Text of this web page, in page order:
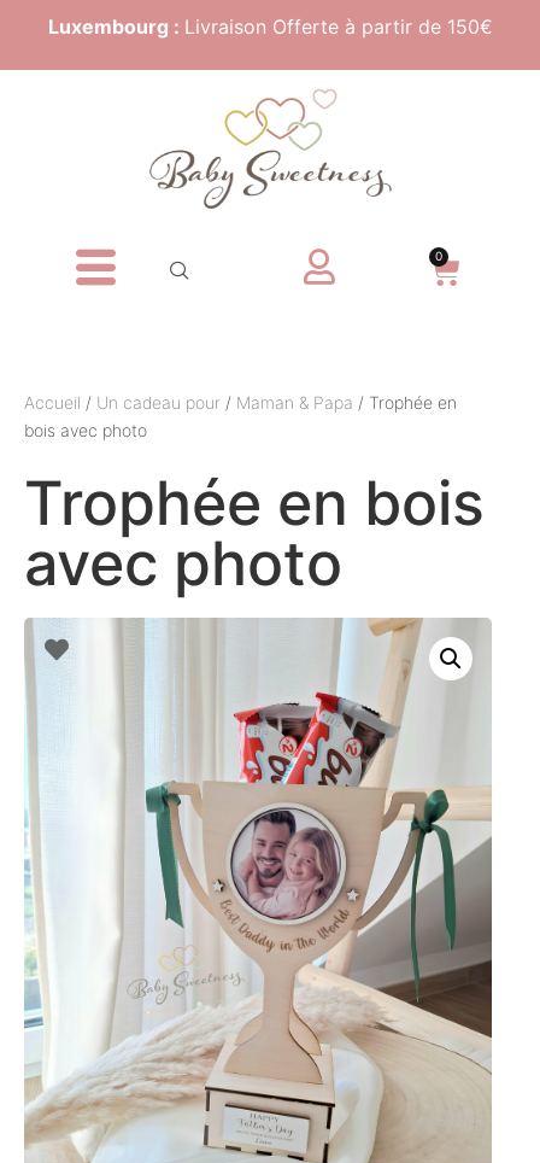
Luxembourg : Livraison Offerte à partir de 150€
0
Accueil / Un cadeau pour / Maman & Papa / Trophée en
bois avec photo
Trophée en bois
avec photo